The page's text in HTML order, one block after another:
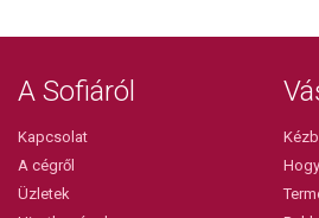
A Sofiáról
Kapcsolat
A cégről
Üzletek